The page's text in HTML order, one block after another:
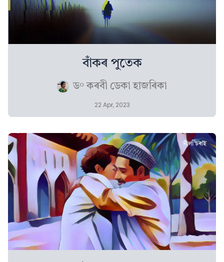
বাঁকৰ পুতেক
ড° কৰবী ডেকা হাজৰিকা
22 Apr, 2023